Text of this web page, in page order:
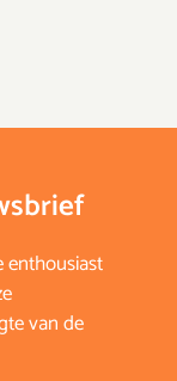
enthousiast
van de